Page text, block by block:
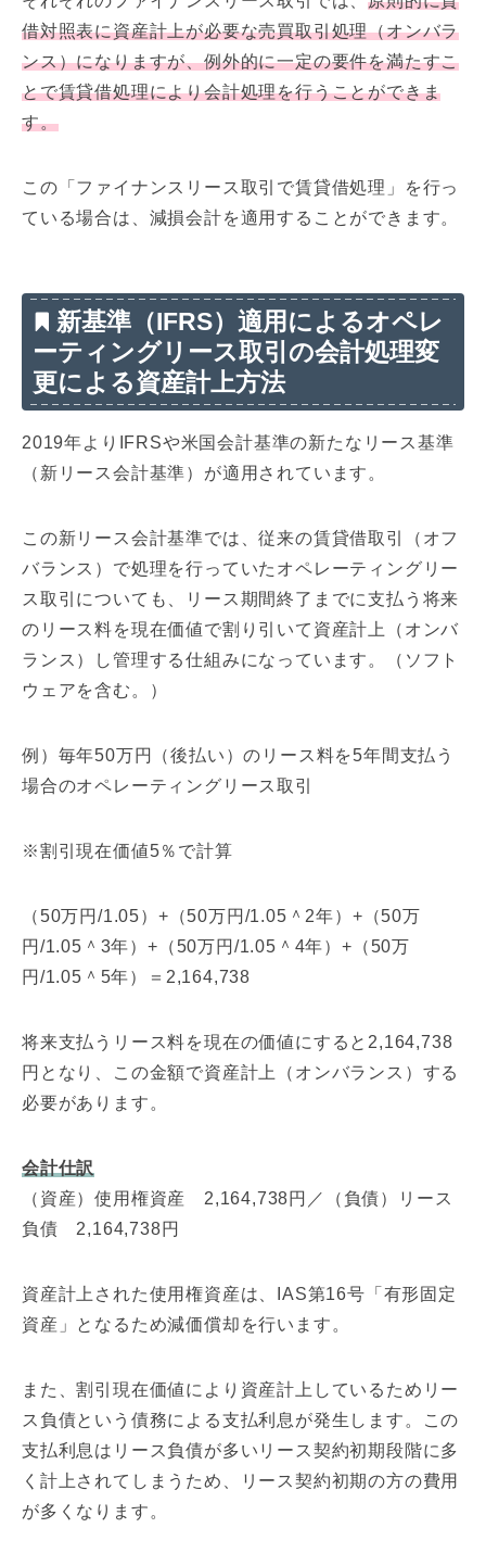
借対照表に資産計上が必要な売買取引処理（オンバラ
ンス）になりますが、例外的に一定の要件を満たすこ
とで賃貸借処理により会計処理を行うことができま
す。
この「ファイナンスリース取引で賃貸借処理」を行っ
ている場合は、減損会計を適用することができます。
新基準（IFRS）適用によるオペレ
ーティングリース取引の会計処理変
更による資産計上方法
2019年よりIFRSや米国会計基準の新たなリース基準
（新リース会計基準）が適用されています。
この新リース会計基準では、従来の賃貸借取引（オフ
バランス）で処理を行っていたオペレーティングリー
ス取引についても、リース期間終了までに支払う将来
のリース料を現在価値で割り引いて資産計上（オンバ
ランス）し管理する仕組みになっています。（ソフト
ウェアを含む。）
例）毎年50万円（後払い）のリース料を5年間支払う
場合のオペレーティングリース取引
※割引現在価値5％で計算
（50万円/1.05）+（50万円/1.05＾2年）+（50万
円/1.05＾3年）+（50万円/1.05＾4年）+（50万
円/1.05＾5年）＝2,164,738
将来支払うリース料を現在の価値にすると2,164,738
円となり、この金額で資産計上（オンバランス）する
必要があります。
会計仕訳
（資産）使用権資産 2,164,738円／（負債）リース
負債 2,164,738円
資産計上された使用権資産は、IAS第16号「有形固定
資産」となるため減価償却を行います。
また、割引現在価値により資産計上しているためリー
ス負債という債務による支払利息が発生します。この
支払利息はリース負債が多いリース契約初期段階に多
く計上されてしまうため、リース契約初期の方の費用
が多くなります。